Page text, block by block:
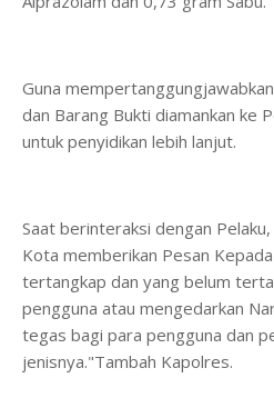
Guna
dan Barang Bukti diamankan ke
untuk penyidikan lebih lanjut.
Saat berinteraksi dengan
Kota memberikan Pesan
tertangkap dan yang belum
pengguna atau mengedarkan
tegas bagi para pengguna dan
jenisnya."Tambah Kapolres.